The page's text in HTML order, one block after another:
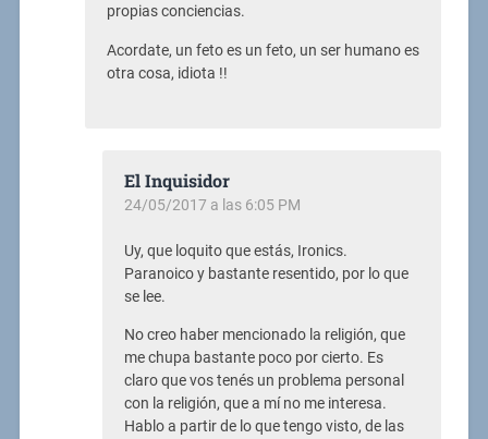
propias conciencias.
Acordate, un feto es un feto, un ser humano es
otra cosa, idiota !!
El Inquisidor
24/05/2017 a las 6:05 PM
Uy, que loquito que estás, Ironics.
Paranoico y bastante resentido, por lo que
se lee.
No creo haber mencionado la religión, que
me chupa bastante poco por cierto. Es
claro que vos tenés un problema personal
con la religión, que a mí no me interesa.
Hablo a partir de lo que tengo visto, de las